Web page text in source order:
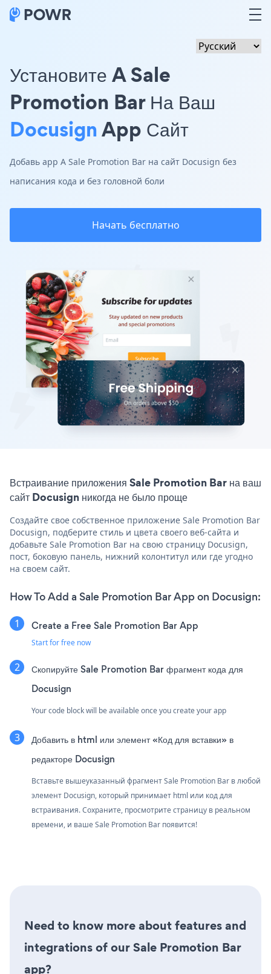
Установите A Sale
Promotion Bar На Ваш
DocusignApp Сайт
Добавь app A Sale Promotion Bar на сайт Docusign без
написания кода и без головной боли
Начать бесплатно
Встраивание приложения Sale Promotion Bar на ваш
сайт Docusign никогда не было проще
Создайте свое собственное приложение Sale Promotion Bar
Docusign, подберите стиль и цвета своего веб-сайта и
добавьте Sale Promotion Bar на свою страницу Docusign,
пост, боковую панель, нижний колонтитул или где угодно
на своем сайт.
How To Add a Sale Promotion Bar App on Docusign:
Create a Free Sale Promotion Bar App
Start for free now
Скопируйте Sale Promotion Bar фрагмент кода для
Docusign
Your code block will be available once you create your app
Добавить в html или элемент «Код для вставки» в
редакторе Docusign
Вставьте вышеуказанный фрагмент Sale Promotion Bar в любой
элемент Docusign, который принимает html или код для
встраивания. Сохраните, просмотрите страницу в реальном
времени, и ваше Sale Promotion Bar появится!
Need to know more about features and
integrations of our Sale Promotion Bar
app?